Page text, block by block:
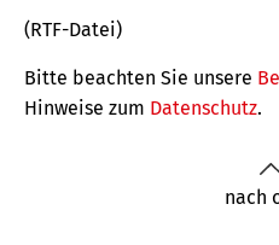
(RTF-Datei)
Bitte beachten Sie unsere
Hinweise zum Datenschutz.
nach